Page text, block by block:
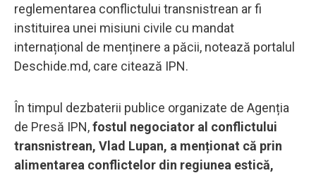
reglementarea conflictului transnistrean ar fi
instituirea unei misiuni civile cu mandat
internațional de menținere a păcii, notează portalul
Deschide.md, care citează IPN.
În timpul dezbaterii publice organizate de Agenția
de Presă IPN,fostul negociator al conflictului
transnistrean, Vlad Lupan, a menționat că prin
alimentarea conflictelor din regiunea estică,